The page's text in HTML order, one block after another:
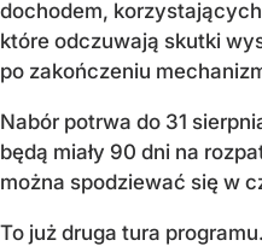
dochodem,
które odczuwają skutki
po zakończeniu
Nabór potrwa do 31
będą miały 90 dni na
można spodziewać się w
To już druga tura